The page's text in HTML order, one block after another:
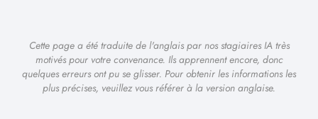
Cette page a été traduite de l'anglais par nos stagiaires IA très
motivés pour votre convenance. Ils apprennent encore, donc
quelques erreurs ont pu se glisser. Pour obtenir les informations les
plus précises, veuillez vous référer à la version anglaise.